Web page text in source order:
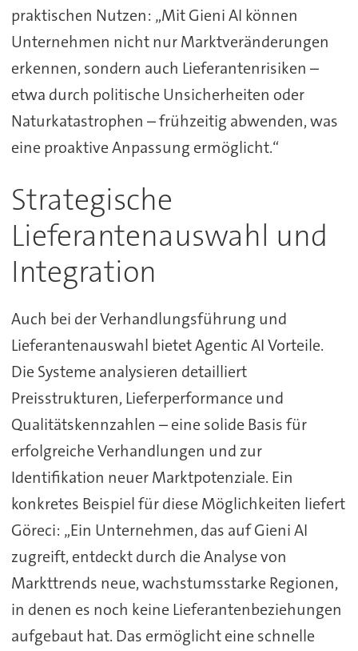
praktischen Nutzen: „Mit Gieni AI können
Unternehmen nicht nur Marktveränderungen
erkennen, sondern auch Lieferantenrisiken –
etwa durch politische Unsicherheiten oder
Naturkatastrophen – frühzeitig abwenden, was
eine proaktive Anpassung ermöglicht.“
Strategische
Lieferantenauswahl und
Integration
Auch bei der Verhandlungsführung und
Lieferantenauswahl bietet Agentic AI Vorteile.
Die Systeme analysieren detailliert
Preisstrukturen, Lieferperformance und
Qualitätskennzahlen – eine solide Basis für
erfolgreiche Verhandlungen und zur
Identifikation neuer Marktpotenziale. Ein
konkretes Beispiel für diese Möglichkeiten liefert
Göreci: „Ein Unternehmen, das auf Gieni AI
zugreift, entdeckt durch die Analyse von
Markttrends neue, wachstumsstarke Regionen,
in denen es noch keine Lieferantenbeziehungen
aufgebaut hat. Das ermöglicht eine schnelle